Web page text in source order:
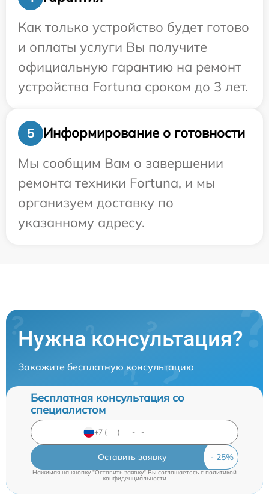
Как только устройство будет готово
и оплаты услуги Вы получите
официальную гарантию на ремонт
устройства Fortuna сроком до 3 лет.
5
Информирование о готовности
Мы сообщим Вам о завершении
ремонта техники Fortuna, и мы
организуем доставку по
указанному адресу.
Нужна консультация?
Закажите бесплатную консультацию
Бесплатная консультация со
специалистом
Оставить заявку
Нажимая на кнопку "Оставить заявку" Вы соглашаетесь cполитикой
конфиденциальности